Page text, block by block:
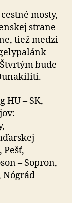
mosty,
strane
tiež medzi
bude
HU – SK,
Pešť,
– Sopron,
Nógrád